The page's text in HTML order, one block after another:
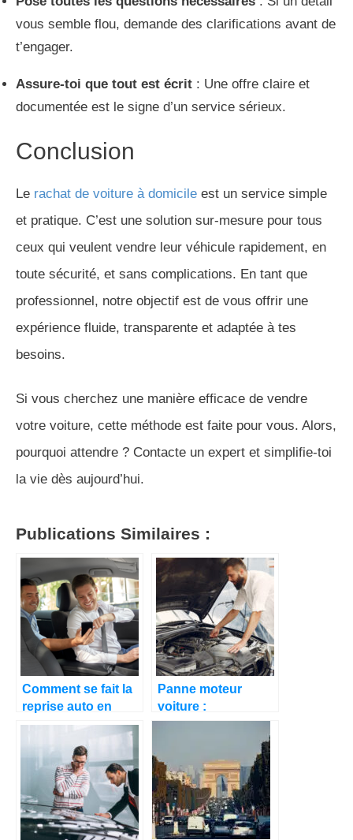
vous semble flou, demande des clarifications avant de
t’engager.
Assure-toi que tout est écrit : Une offre claire et
documentée est le signe d’un service sérieux.
Conclusion
Le rachat de voiture à domicile est un service simple
et pratique. C’est une solution sur-mesure pour tous
ceux qui veulent vendre leur véhicule rapidement, en
toute sécurité, et sans complications. En tant que
professionnel, notre objectif est de vous offrir une
expérience fluide, transparente et adaptée à tes
besoins.
Si vous cherchez une manière efficace de vendre
votre voiture, cette méthode est faite pour vous. Alors,
pourquoi attendre ? Contacte un expert et simplifie-toi
la vie dès aujourd’hui.
Publications Similaires :
Comment se fait la
reprise auto en
France ?
Panne moteur
voiture :
comprendre les
symptômes et les
solutions